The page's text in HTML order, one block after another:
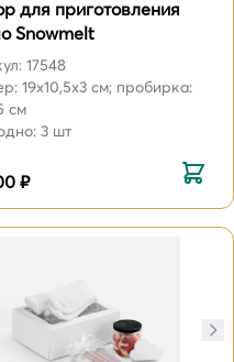
для приготовления
Snowmelt
17548
19x10,5x3 см; пробирка:
см
3 шт
₽